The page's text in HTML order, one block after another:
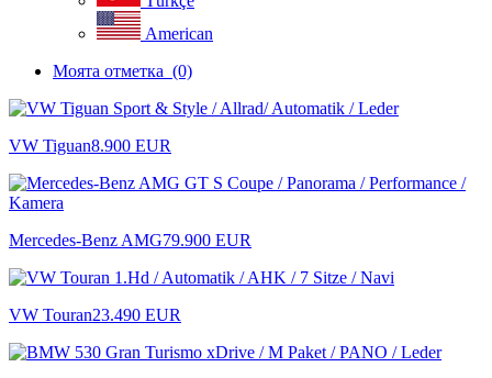
American
Моята отметка (0)
VW Tiguan8.900 EUR
Mercedes-Benz AMG79.900 EUR
VW Touran23.490 EUR